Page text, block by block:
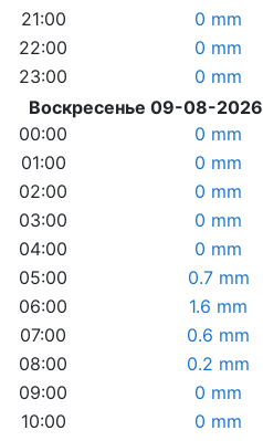
21:00
0 mm
22:00
0 mm
23:00
0 mm
Воскресенье 09-08-2026
00:00
0 mm
01:00
0 mm
02:00
0 mm
03:00
0 mm
04:00
0 mm
05:00
0.7 mm
06:00
1.6 mm
07:00
0.6 mm
08:00
0.2 mm
09:00
0 mm
10:00
0 mm